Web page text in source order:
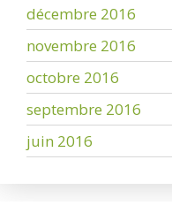
décembre 2016
novembre 2016
octobre 2016
septembre 2016
juin 2016